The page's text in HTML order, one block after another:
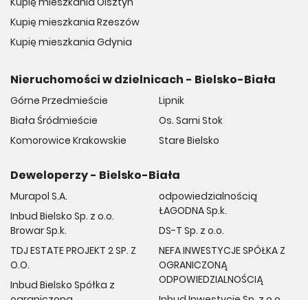
Kupię mieszkania Rzeszów
Kupię mieszkania Gdynia
Nieruchomości w dzielnicach - Bielsko-Biała
Górne Przedmieście
Biała Śródmieście
Komorowice Krakowskie
Lipnik
Os. Sarni Stok
Stare Bielsko
Deweloperzy - Bielsko-Biała
Murapol S.A.
Inbud Bielsko Sp. z o.o.
Browar Sp.k.
TDJ ESTATE PROJEKT 2 SP. Z
O.O.
Inbud Bielsko Spółka z
odpowiedzialnością
ŁAGODNA Sp.k.
DS-T Sp. z o.o.
NEFA INWESTYCJE SPÓŁKA Z
OGRANICZONĄ
ODPOWIEDZIALNOŚCIĄ